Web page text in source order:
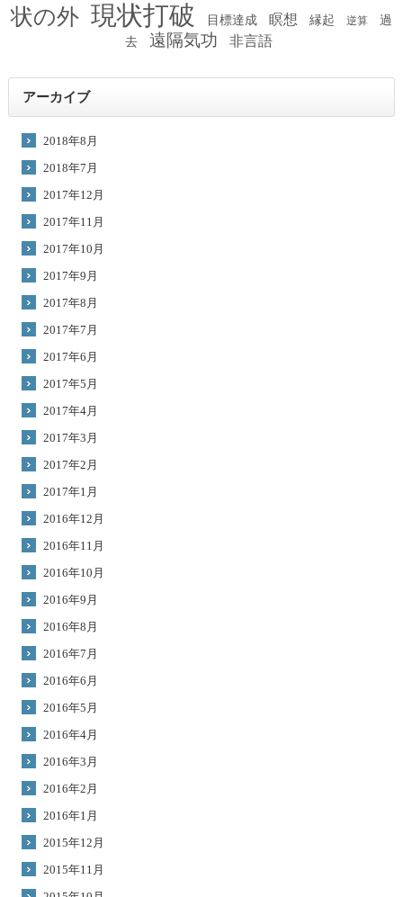
状の外 現状打破 目標達成 瞑想 縁起 逆算
過
去
遠隔気功 非言語
アーカイブ
2018年8月
2018年7月
2017年12月
2017年11月
2017年10月
2017年9月
2017年8月
2017年7月
2017年6月
2017年5月
2017年4月
2017年3月
2017年2月
2017年1月
2016年12月
2016年11月
2016年10月
2016年9月
2016年8月
2016年7月
2016年6月
2016年5月
2016年4月
2016年3月
2016年2月
2016年1月
2015年12月
2015年11月